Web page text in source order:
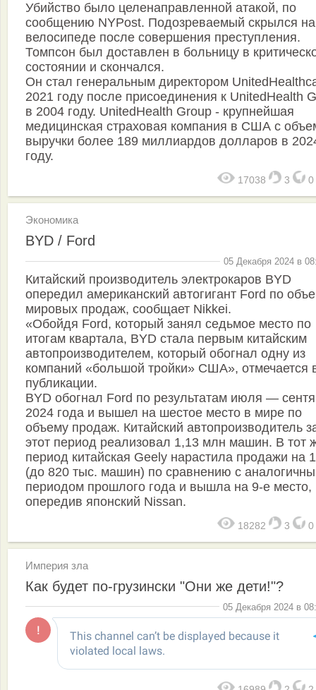
Убийство было целенаправленной атакой, по
сообщению NYPost. Подозреваемый скрылся на
велосипеде после совершения преступления.
Томпсон был доставлен в больницу в
состоянии и скончался.
Он стал генеральным директором
2021 году после присоединения к UnitedHealth
в 2004 году. UnitedHealth Group - крупнейшая
медицинская страховая компания в США с
выручки более 189 миллиардов долларов в
году.
17038 3 0
Экономика
BYD / Ford
05 Декабря 2024 в
Китайский производитель электрокаров BYD
опередил американский автогигант Ford по
мировых продаж, сообщает Nikkei.
«Обойдя Ford, который занял седьмое место по
итогам квартала, BYD стала первым китайским
автопроизводителем, который обогнал одну из
компаний «большой тройки» США», отмечается
публикации.
BYD обогнал Ford по результатам июля —
2024 года и вышел на шестое место в мире по
объему продаж. Китайский автопроизводитель
этот период реализовал 1,13 млн машин. В тот
период китайская Geely нарастила продажи на
(до 820 тыс. машин) по сравнению с
периодом прошлого года и вышла на 9-е место,
опередив японский Nissan.
18282 3 0
Империя зла
Как будет по-грузински "Они же дети!"?
05 Декабря 2024 в